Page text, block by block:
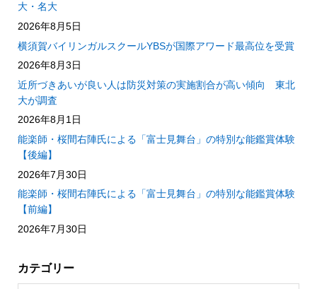
大・名大
2026年8月5日
横須賀バイリンガルスクールYBSが国際アワード最高位を受賞
2026年8月3日
近所づきあいが良い人は防災対策の実施割合が高い傾向 東北
大が調査
2026年8月1日
能楽師・桜間右陣氏による「富士見舞台」の特別な能鑑賞体験
【後編】
2026年7月30日
能楽師・桜間右陣氏による「富士見舞台」の特別な能鑑賞体験
【前編】
2026年7月30日
カテゴリー